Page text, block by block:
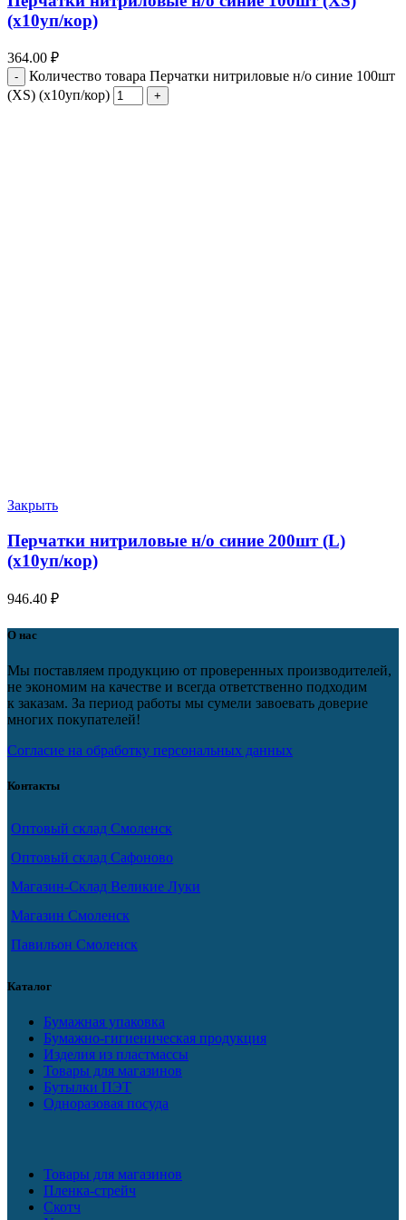
(х10уп/кор)
364.00 ₽
Количество товара Перчатки нитриловые н/о синие 100шт
(ХS) (х10уп/кор)
Закрыть
Перчатки нитриловые н/о синие 200шт (L)
(х10уп/кор)
946.40 ₽
О нас
Мы поставляем продукцию от проверенных производителей,
не экономим на качестве и всегда ответственно подходим
к заказам. За период работы мы сумели завоевать доверие
многих покупателей!
Согласие на обработку персональных данных
Контакты
Оптовый склад Смоленск
Оптовый склад Сафоново
Магазин-Склад Великие Луки
Магазин Смоленск
Павильон Смоленск
Каталог
Бумажная упаковка
Бумажно-гигиеническая продукция
Изделия из пластмассы
Товары для магазинов
Бутылки ПЭТ
Одноразовая посуда
Товары для магазинов
Пленка-стрейч
Скотч